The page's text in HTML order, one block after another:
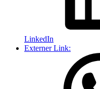
LinkedIn
Externer Link: